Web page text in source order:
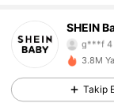
SHEIN
4,92
g***f 4
3.8M
Takip